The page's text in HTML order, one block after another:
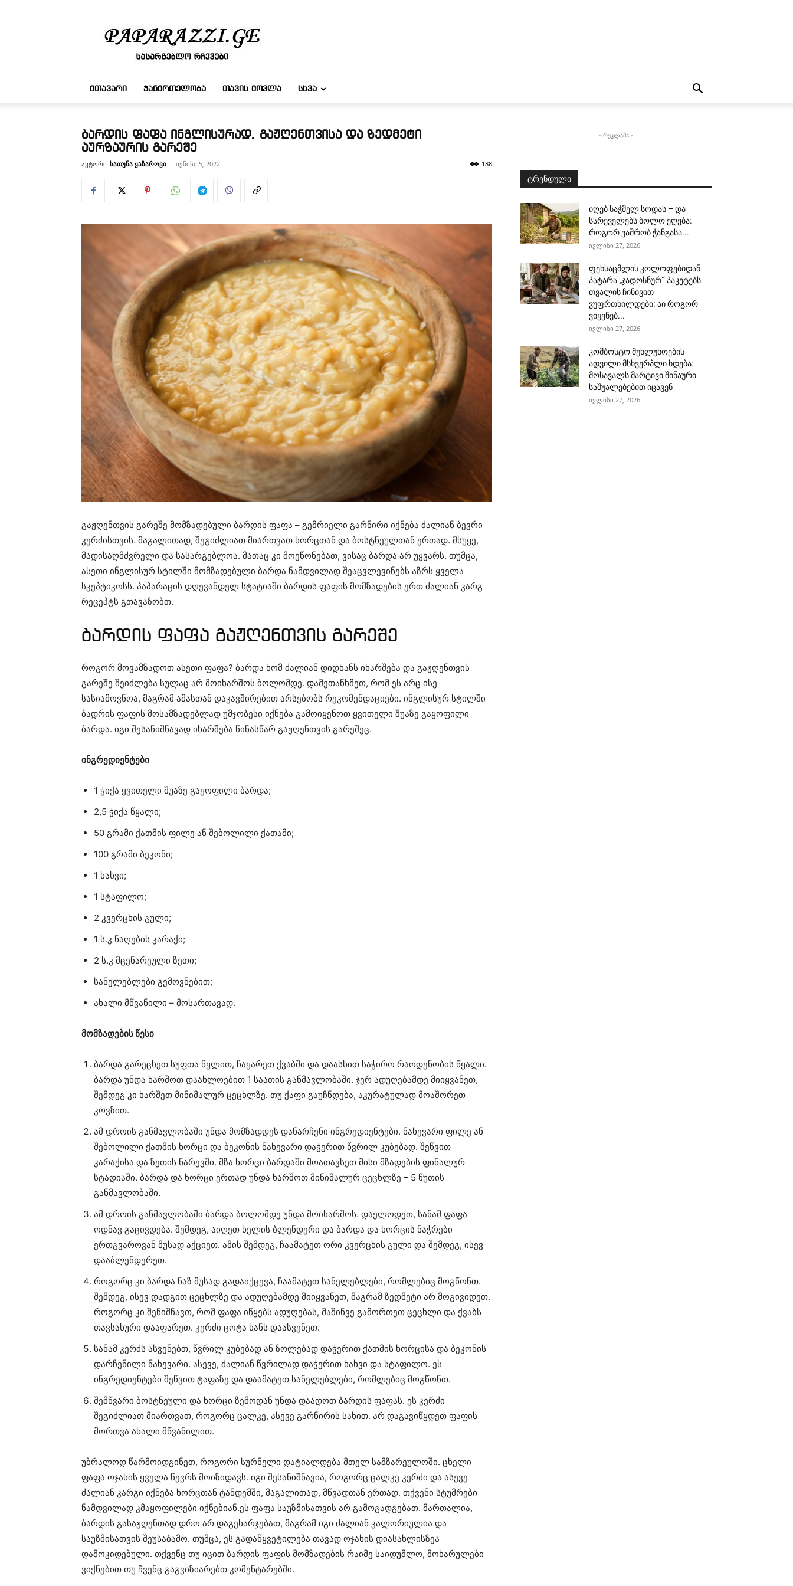
რჩევები
ᲛᲗᲐᲕᲐᲠᲘ ᲯᲐᲜᲛᲠᲗᲔᲚᲝᲑᲐ ᲗᲐᲕᲘᲡ ᲛᲝᲕᲚᲐ ᲡᲮᲕᲐ
ბარდის ფაფა ინგლისურად. გაჟღენთვისა და ზედმეტი
აურზაურის გარეშე
ავტორი ხათუნა ყაზაროვი - ივნისი 5, 2022 188
გაჟღენთვის გარეშე მომზადებული ბარდის ფაფა – გემრიელი გარნირი იქნება ძალიან ბევრი
კერძისთვის. მაგალითად, შეგიძლიათ მიართვათ ხორცთან და ბოსტნეულთან ერთად. მსუყე,
მადისაღმძვრელი და სასარგებლოა. მათაც კი მოეწონებათ, ვისაც ბარდა არ უყვარს. თუმცა,
ასეთი ინგლისურ სტილში მომზადებული ბარდა ნამდვილად შეაცვლევინებს აზრს ყველა
სკეპტიკოსს. პაპარაცის დღევანდელ სტატიაში ბარდის ფაფის მომზადების ერთ ძალიან კარგ
რეცეპტს გთავაზობთ.
ბარდის ფაფა გაჟღენთვის გარეშე
როგორ მოვამზადოთ ასეთი ფაფა? ბარდა ხომ ძალიან დიდხანს იხარშება და გაჟღენთვის
გარეშე შეიძლება სულაც არ მოიხარშოს ბოლომდე. დამეთანხმეთ, რომ ეს არც ისე
სასიამოვნოა, მაგრამ ამასთან დაკავშირებით არსებობს რეკომენდაციები. ინგლისურ სტილში
ბადრის ფაფის მოსამზადებლად უმჯობესი იქნება გამოიყენოთ ყვითელი შუაზე გაყოფილი
ბარდა. იგი შესანიშნავად იხარშება წინასწარ გაჟღენთვის გარეშეც.
ინგრედიენტები
1 ჭიქა ყვითელი შუაზე გაყოფილი ბარდა;
2,5 ჭიქა წყალი;
50 გრამი ქათმის ფილე ან შებოლილი ქათამი;
100 გრამი ბეკონი;
1 ხახვი;
1 სტაფილო;
2 კვერცხის გული;
1 ს.კ ნაღების კარაქი;
2 ს.კ მცენარეული ზეთი;
სანელებლები გემოვნებით;
ახალი მწვანილი – მოსართავად.
მომზადების წესი
ბარდა გარეცხეთ სუფთა წყლით, ჩაყარეთ ქვაბში და დაასხით საჭირო რაოდენობის წყალი.
ბარდა უნდა ხარშოთ დაახლოებით 1 საათის განმავლობაში. ჯერ ადუღებამდე მიიყვანეთ,
შემდეგ კი ხარშეთ მინიმალურ ცეცხლზე. თუ ქაფი გაუჩნდება, აკურატულად მოაშორეთ
კოვზით.
ამ დროის განმავლობაში უნდა მომზადდეს დანარჩენი ინგრედიენტები. ნახევარი ფილე ან
შებოლილი ქათმის ხორცი და ბეკონის ნახევარი დაჭერით წვრილ კუბებად. შეწვით
კარაქისა და ზეთის ნარევში. მზა ხორცი ბარდაში მოათავსეთ მისი მზადების ფინალურ
სტადიაში. ბარდა და ხორცი ერთად უნდა ხარშოთ მინიმალურ ცეცხლზე – 5 წუთის
განმავლობაში.
ამ დროის განმავლობაში ბარდა ბოლომდე უნდა მოიხარშოს. დაელოდეთ, სანამ ფაფა
ოდნავ გაცივდება. შემდეგ, აიღეთ ხელის ბლენდერი და ბარდა და ხორცის ნაჭრები
ერთგვაროვან მუსად აქციეთ. ამის შემდეგ, ჩაამატეთ ორი კვერცხის გული და შემდეგ, ისევ
დააბლენდერეთ.
როგორც კი ბარდა ნაზ მუსად გადაიქცევა, ჩაამატეთ სანელებლები, რომლებიც მოგწონთ.
შემდეგ, ისევ დადგით ცეცხლზე და ადუღებამდე მიიყვანეთ, მაგრამ ზედმეტი არ მოგივიდეთ.
როგორც კი შენიშნავთ, რომ ფაფა იწყებს ადუღებას, მაშინვე გამორთეთ ცეცხლი და ქვაბს
თავსახური დააფარეთ. კერძი ცოტა ხანს დაასვენეთ.
სანამ კერძს ასვენებთ, წვრილ კუბებად ან ზოლებად დაჭერით ქათმის ხორცისა და ბეკონის
დარჩენილი ნახევარი. ასევე, ძალიან წვრილად დაჭერით ხახვი და სტაფილო. ეს
ინგრედიენტები შეწვით ტაფაზე და დაამატეთ სანელებლები, რომლებიც მოგწონთ.
შემწვარი ბოსტნეული და ხორცი ზემოდან უნდა დაადოთ ბარდის ფაფას. ეს კერძი
შეგიძლიათ მიართვათ, როგორც ცალკე, ასევე გარნირის სახით. არ დაგავიწყდეთ ფაფის
მორთვა ახალი მწვანილით.
უბრალოდ წარმოიდგინეთ, როგორი სურნელი დატიალდება მთელ სამზარეულოში. ცხელი
ფაფა ოჯახის ყველა წევრს მოიზიდავს. იგი შესანიშნავია, როგორც ცალკე კერძი და ასევე
ძალიან კარგი იქნება ხორცთან ტანდემში, მაგალითად, მწვადთან ერთად. თქვენი სტუმრები
ნამდვილად კმაყოფილები იქნებიან.ეს ფაფა საუზმისათვის არ გამოგადგებათ. მართალია,
ბარდის გასაჟღენთად დრო არ დაგეხარჯებათ, მაგრამ იგი ძალიან კალორიულია და
საუზმისათვის შეუსაბამო. თუმცა, ეს გადაწყვეტილება თავად ოჯახის დიასახლისზეა
დამოკიდებული. თქვენც თუ იცით ბარდის ფაფის მომზადების რაიმე საიდუმლო, მოხარულები
ვიქნებით თუ ჩვენც გაგვიზიარებთ კომენტარებში.
- რეკლამა -
ტრენდული
იღებ საჭმელ სოდას – და
სარეველებს ბოლო ეღება:
როგორ ვაშრობ ჭანგასა...
ივლისი 27, 2026
ფეხსაცმლის კოლოფებიდან
პატარა „ჯადოსნურ“ პაკეტებს
თვალის ჩინივით
ვუფრთხილდები: აი როგორ
ვიყენებ...
ივლისი 27, 2026
კომბოსტო მუხლუხოების
ადვილი მსხვერპლი ხდება:
მოსავალს მარტივი შინაური
საშუალებებით იცავენ
ივლისი 27, 2026